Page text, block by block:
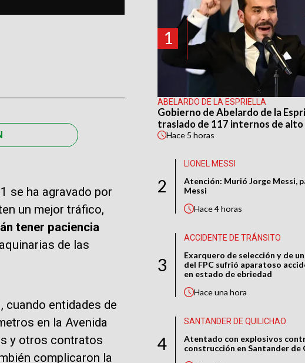
se ha agravado por
un mejor tráfico,
tener paciencia
de las
cuando entidades de
en la Avenida
y otros contratos
complicaron la
1
ABELARDO DE LA ESPRIELLA
Gobierno de Abelardo de la
traslado de 117 internos de
Hace 5 horas
2
LIONEL MESSI
Atención: Murió Jorge Messi,
Messi
Hace4 horas
3
ACCIDENTE DE TRÁNSITO
Exarquero de selección y de
del FPC sufrió aparatoso
en estado de ebriedad
Haceuna hora
4
SANTANDER DE QUILICHAO
Atentado con explosivos
construcción en Santander de